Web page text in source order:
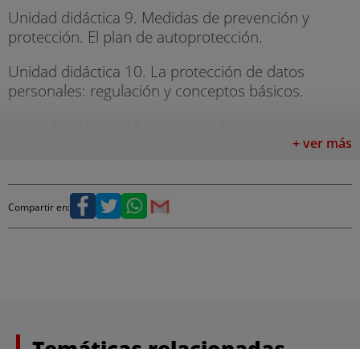
Unidad didáctica 9. Medidas de prevención y
protección. El plan de autoprotección.
Unidad didáctica 10. La protección de datos
personales: regulación y conceptos básicos.
Después, recibirás formación en cada una de las
especialidades para superar la oposición:
- Oposición Personal Subalterno: 24 temas.
- Oposición Pinche: 13 temas.
+ ver más
Compartir en: